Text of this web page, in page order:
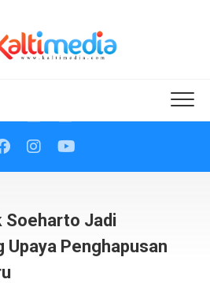
Soeharto Jadi
Upaya Penghapusan